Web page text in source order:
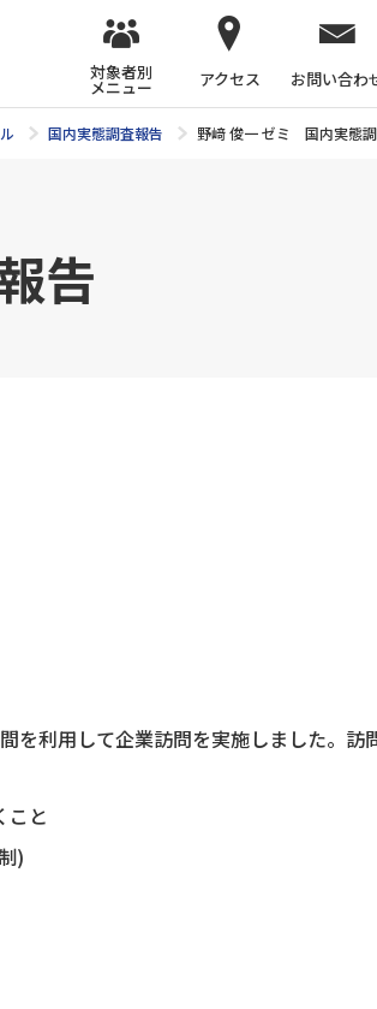
対象者別
メニュー アクセス お問い合わ
国内実態調査報告 野﨑 俊一 ゼミ 国内実態
告
を利用して企業訪問を実施しました。訪
こと
)